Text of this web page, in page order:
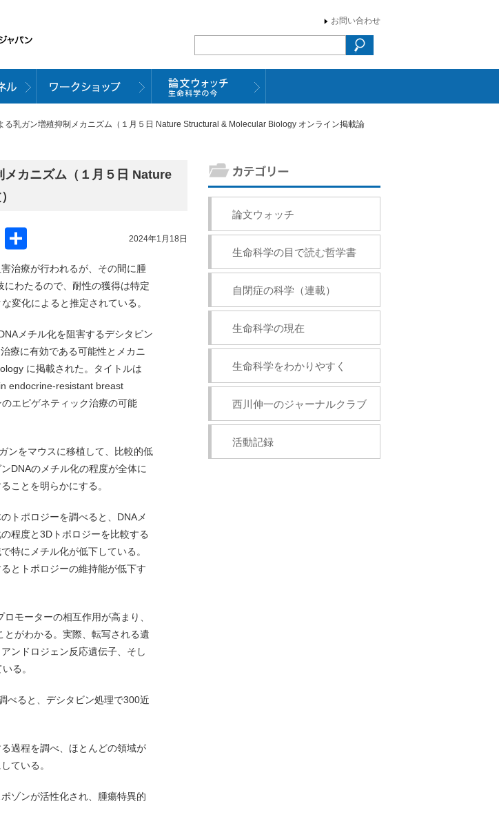
お問い合わせ
乳ガン増殖抑制メカニズム（１月５日 Nature Structural & Molecular Biology オンライン掲載論
カニズム（１月５日 Nature
2024年1月18日
Email
有
治療が行われるが、その間に腫
わたるので、耐性の獲得は特定
変化によると推定されている。
メチル化を阻害するデシタビン
療に有効である可能性とメカニ
に掲載された。タイトルは
endocrine-resistant breast
エピゲネティック治療の可能
ンをマウスに移植して、比較的低
DNAのメチル化の程度が全体に
ことを明らかにする。
トポロジーを調べると、DNAメ
程度と3Dトポロジーを比較する
特にメチル化が低下している。
とトポロジーの維持能が低下す
モーターの相互作用が高まり、
がわかる。実際、転写される遺
ンドロジェン反応遺伝子、そし
る。
べると、デシタビン処理で300近
過程を調べ、ほとんどの領域が
ている。
ゾンが活性化され、腫瘍特異的
論文ウォッチ
生命科学の目で読む哲学書
自閉症の科学（連載）
生命科学の現在
生命科学をわかりやすく
西川伸一のジャーナルクラブ
活動記録